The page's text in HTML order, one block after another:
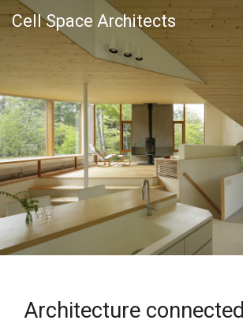
Cell Space Architects
Architecture connected